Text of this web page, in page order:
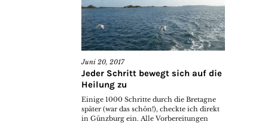
Juni 20, 2017
Jeder Schritt bewegt sich auf die
Heilung zu
Einige 1000 Schritte durch die Bretagne
später (war das schön!), checkte ich direkt
in Günzburg ein. Alle Vorbereitungen